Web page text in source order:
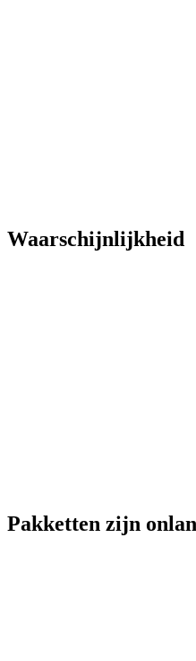
Waarschijnlijkheid
Pakketten zijn